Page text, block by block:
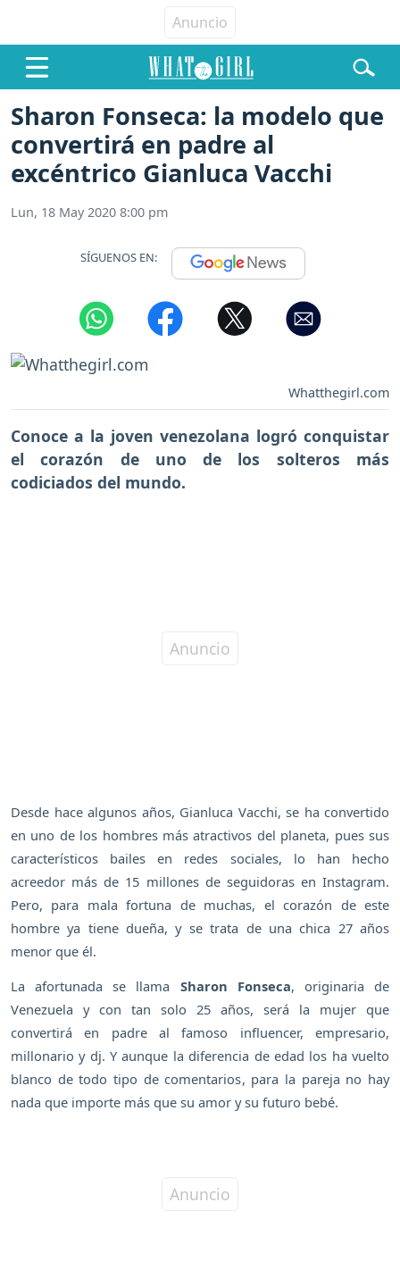
Sharon Fonseca: la modelo que
convertirá en padre al
excéntrico Gianluca Vacchi
Lun, 18 May 2020 8:00 pm
SÍGUENOS EN:
Whatthegirl.com
Conoce a la joven venezolana logró conquistar
el corazón de uno de los solteros más
codiciados del mundo.
Desde hace algunos años, Gianluca Vacchi, se ha convertido
en uno de los hombres más atractivos del planeta, pues sus
característicos bailes en redes sociales, lo han hecho
acreedor más de 15 millones de seguidoras en Instagram.
Pero, para mala fortuna de muchas, el corazón de este
hombre ya tiene dueña, y se trata de una chica 27 años
menor que él.
La afortunada se llama Sharon Fonseca, originaria de
Venezuela y con tan solo 25 años, será la mujer que
convertirá en padre al famoso influencer, empresario,
millonario y dj. Y aunque la diferencia de edad los ha vuelto
blanco de todo tipo de comentarios, para la pareja no hay
nada que importe más que su amor y su futuro bebé.